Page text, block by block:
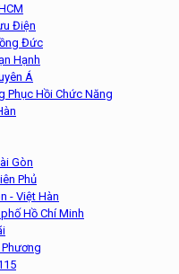
Điện
Đức
Hạnh
Á
Phục Hồi Chức Năng
Gòn
Phủ
- Việt Hàn
Hồ Chí Minh